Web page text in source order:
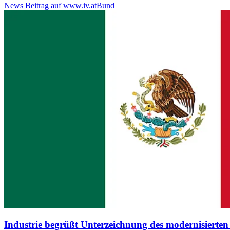
News Beitrag auf www.iv.atBund
Industrie begrüßt Unterzeichnung des